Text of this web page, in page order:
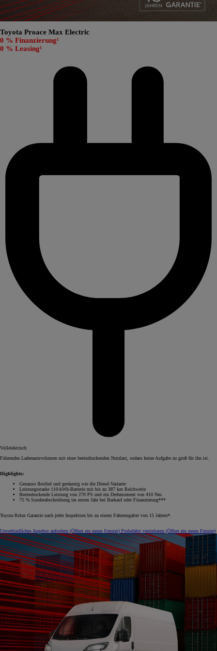
Toyota Proace Max Electric
0 % Finanzierung¹
0 % Leasing¹
Vollelektrisch
Führendes Laderaumvolumen mit einer beeindruckenden Nutzlast, sodass keine Aufgabe zu groß für ihn ist.
Highlights:
Genauso flexibel und geräumig wie die Diesel-Variante
Leistungsstarke 110-kWh-Batterie mit bis zu 387 km Reichweite
Beeindruckende Leistung von 270 PS und ein Drehmoment von 410 Nm
75 % Sonderabschreibung im ersten Jahr bei Barkauf oder Finanzierung***
Toyota Relax Garantie nach jeder Inspektion bis zu einem Fahrzeugalter von 15 Jahren*.
Unverbindliches Angebot anfordern (Öffnet ein neues Fenster) Probefahrt vereinbaren (Öffnet ein neues Fenster)